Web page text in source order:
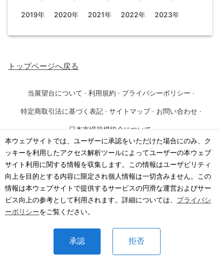
本ウェブサイトでは、ユーザーに承認をいただけた場合にのみ、ク
ッキーを利用したアクセス解析ツールによってユーザーの本ウェブ
サイト利用に関する情報を収集します。この情報はユーザビリティ
向上を目的とする内容に限定され個人情報は一切含みません。この
情報は本ウェブサイトで提供するサービスの円滑な運営およびサー
ビス向上の参考として利用されます。詳細については、 プライバシ
ーポリシーをご覧ください。
承認 拒否
2019年 2020年 2021年 2022年 2023年
トップページへ戻る
当展望台について · 利用規約 · プライバシーポリシー ·
特定商取引法に基づく表記 · サイトマップ · お問い合わせ ·
日本市場規模協会について
©2026· 一般社団法人 日本市場規模協会